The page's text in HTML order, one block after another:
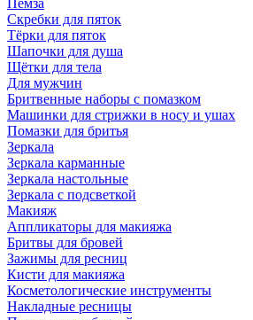
Пемза
Скребки для пяток
Тёрки для пяток
Шапочки для душа
Щётки для тела
Для мужчин
Бритвенные наборы с помазком
Машинки для стрижки в носу и ушах
Помазки для бритья
Зеркала
Зеркала карманные
Зеркала настольные
Зеркала с подсветкой
Макияж
Аппликаторы для макияжа
Бритвы для бровей
Зажимы для ресниц
Кисти для макияжа
Косметологические инструменты
Накладные ресницы